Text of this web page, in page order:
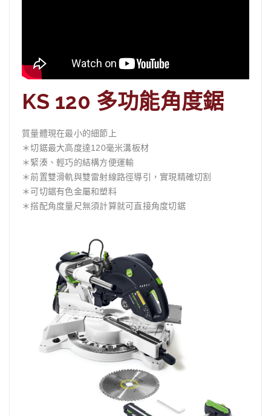
KS 120 多功能角度鋸
質量體現在最小的細節上
＊切鋸最大高度達120毫米溝板材
＊緊湊、輕巧的結構方便運輸
＊前置雙滑軌與雙雷射線路徑導引，實現精確切割
＊可切鋸有色金屬和塑料
＊搭配角度量尺無須計算就可直接角度切鋸